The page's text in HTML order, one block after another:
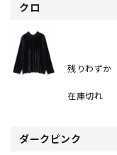
クロ
残りわずか
在庫切れ
ダークピンク